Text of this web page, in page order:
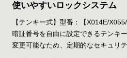
使いやすいロックシステム
【テンキー式】型番：【X014E/X055/
暗証番号を自由に設定できるテンキ
変更可能なため、定期的なセキュリ